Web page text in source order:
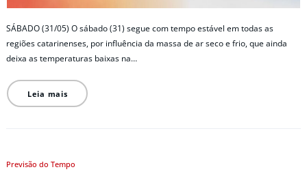
SÁBADO (31/05) O sábado (31) segue com tempo estável em todas as
regiões catarinenses, por influência da massa de ar seco e frio, que ainda
deixa as temperaturas baixas na…
Leia mais
Previsão do Tempo